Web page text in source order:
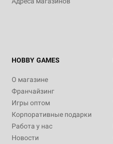
HOBBY GAMES
О магазине
Франчайзинг
Игры оптом
Корпоративные подарки
Работа у нас
Новости